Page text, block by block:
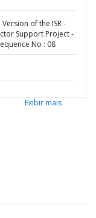
of the ISR -
Support Project -
No : 08
Exibir mais